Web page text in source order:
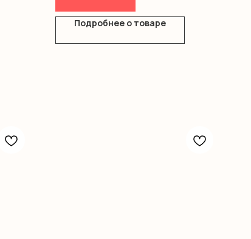
Подробнее о товаре